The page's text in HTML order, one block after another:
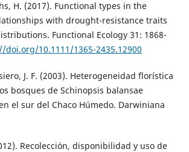
H. (2017). Functional types in the
with drought-resistance traits
Functional Ecology 31: 1868-
doi.org/10.1111/1365-2435.12900
J. F. (2003). Heterogeneidad florística
bosques de Schinopsis balansae
el sur del Chaco Húmedo. Darwiniana
Recolección, disponibilidad y uso de